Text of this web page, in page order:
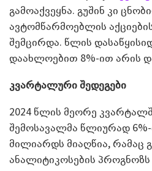
გამოაქვეყნა. გუშინ კი
ავტომწარმოებლის
შემცირდა. წლის
დაახლოებით 8%-ით არის
კვარტალური შედეგები
2024 წლის მეორე
შემოსავალმა წლიურად
მილიარდს მიაღწია, რამაც
ანალიტიკოსების